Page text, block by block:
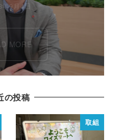
9月4日
MORE
の投稿
取組